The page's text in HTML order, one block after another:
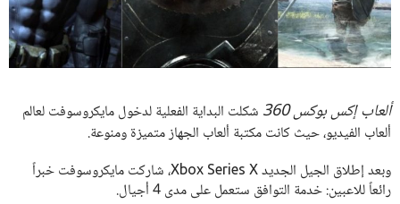
ألعاب إكس بوكس 360
شكلت البداية الفعلية لدخول مايكروسوفت لعالم
ألعاب الفيديو، حيث كانت مكتبة ألعاب الجهاز متميزة ومنوعة.
وبعد إطلاق الجيل الجديد Xbox Series X، شاركت مايكروسوفت خبراً
رائعاً للاعبين: خدمة التوافق ستعمل على مدى 4 أجيال.